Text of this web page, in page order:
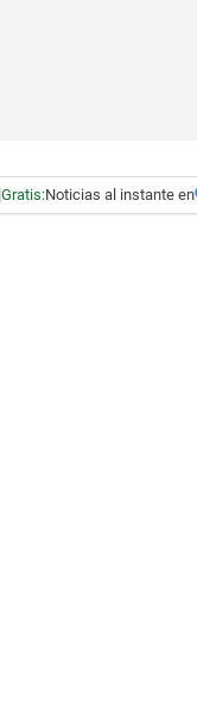
Gratis:Noticias al instante en